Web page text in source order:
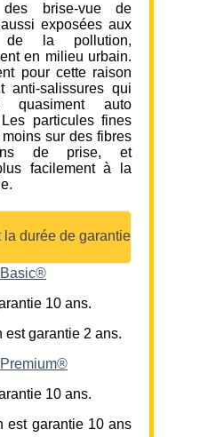
brise-vue de
exposées aux
de la pollution,
en milieu urbain.
pour cette raison
anti-salissures qui
quasiment auto
Les particules fines
moins sur des fibres
de prise, et
facilement à la
la durée de garantie
10 ans.
est garantie 2 ans.
10 ans.
est garantie 10 ans